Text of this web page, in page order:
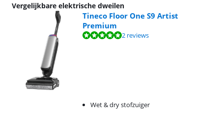
Vergelijkbare elektrische dweilen
Tineco Floor One S9 Artist
Premium
Beoordeling is 9,5 van de 10, gebaseerd op 2 reviews.
2 reviews
Wet & dry stofzuiger